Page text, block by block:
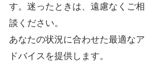
す。迷ったときは、遠慮なくご相
談ください。
あなたの状況に合わせた最適なア
ドバイスを提供します。